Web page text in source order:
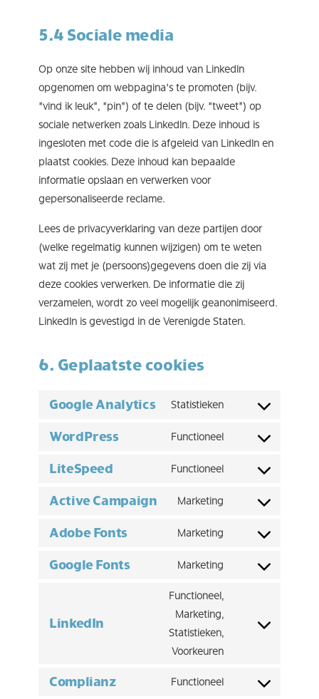
5.4 Sociale media
Op onze site hebben wij inhoud van LinkedIn
opgenomen om webpagina’s te promoten (bijv.
“vind ik leuk”, “pin”) of te delen (bijv. “tweet”) op
sociale netwerken zoals LinkedIn. Deze inhoud is
ingesloten met code die is afgeleid van LinkedIn en
plaatst cookies. Deze inhoud kan bepaalde
informatie opslaan en verwerken voor
gepersonaliseerde reclame.
Lees de privacyverklaring van deze partijen door
(welke regelmatig kunnen wijzigen) om te weten
wat zij met je (persoons)gegevens doen die zij via
deze cookies verwerken. De informatie die zij
verzamelen, wordt zo veel mogelijk geanonimiseerd.
LinkedIn is gevestigd in de Verenigde Staten.
6. Geplaatste cookies
Google Analytics Statistieken
Consent
google-
WordPress Functioneel
Consent
wordpress
LiteSpeed Functioneel
Consent
litespeed
Active Campaign Marketing
Consent
active-
Adobe Fonts Marketing
Consent
Google Fonts Marketing
Consent
google-
LinkedIn
Functioneel,
Marketing,
Statistieken,
Voorkeuren
Consent
linkedin
Complianz Functioneel
Consent